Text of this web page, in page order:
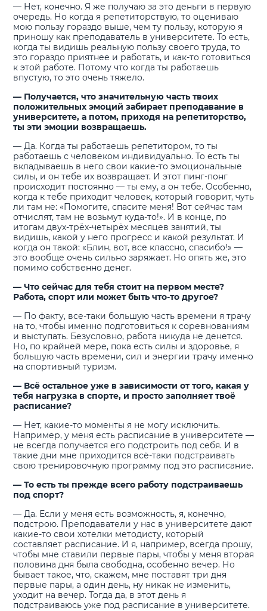
— Нет, конечно. Я же получаю за это деньги в первую
очередь. Но когда я репетиторствую, то оцениваю
мою пользу гораздо выше, чем ту пользу, которую я
приношу как преподаватель в университете. То есть,
когда ты видишь реальную пользу своего труда, то
это гораздо приятнее и работать, и как-то готовиться
к этой работе. Потому что когда ты работаешь
впустую, то это очень тяжело.
— Получается, что значительную часть твоих
положительных эмоций забирает преподавание в
университете, а потом, приходя на репетиторство,
ты эти эмоции возвращаешь.
— Да. Когда ты работаешь репетитором, то ты
работаешь с человеком индивидуально. То есть ты
вкладываешь в него свои какие-то эмоциональные
силы, и он тебе их возвращает. И этот пинг-понг
происходит постоянно — ты ему, а он тебе. Особенно,
когда к тебе приходит человек, который говорит, чуть
ли там не: «Помогите, спасите меня! Вот сейчас там
отчислят, там не возьмут куда-то!». И в конце, по
итогам двух-трёх-четырёх месяцев занятий, ты
видишь, какой у него прогресс и какой результат. И
когда он такой: «Блин, вот, все классно, спасибо!» —
это вообще очень сильно заряжает. Но опять же, это
помимо собственно денег.
— Что сейчас для тебя стоит на первом месте?
Работа, спорт или может быть что-то другое?
— По факту, все-таки большую часть времени я трачу
на то, чтобы именно подготовиться к соревнованиям
и выступать. Безусловно, работа никуда не денется.
Но, по крайней мере, пока есть силы и здоровье, я
большую часть времени, сил и энергии трачу именно
на спортивный туризм.
— Всё остальное уже в зависимости от того, какая у
тебя нагрузка в спорте, и просто заполняет твоё
расписание?
— Нет, какие-то моменты я не могу исключить.
Например, у меня есть расписание в университете —
не всегда получается его подстроить под себя. И в
такие дни мне приходится всё-таки подстраивать
свою тренировочную программу под это расписание.
— То есть ты прежде всего работу подстраиваешь
под спорт?
— Да. Если у меня есть возможность, я, конечно,
подстрою. Преподаватели у нас в университете дают
какие-то свои хотелки методисту, который
составляет расписание. И я, например, всегда прошу,
чтобы мне ставили первые пары, чтобы у меня вторая
половина дня была свободна, особенно вечер. Но
бывает такое, что, скажем, мне поставят три дня
первые пары, а один день, ну никак не изменить,
уходит на вечер. Тогда да, в этот день я
подстраиваюсь уже под расписание в университете.